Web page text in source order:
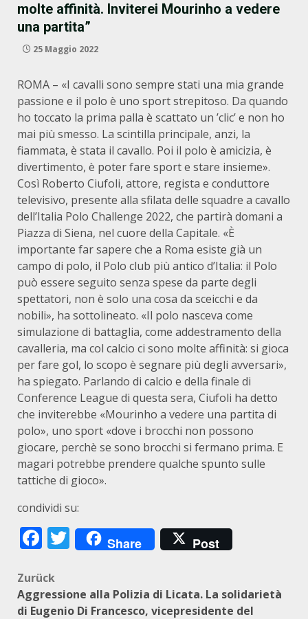
molte affinità. Inviterei Mourinho a vedere
una partita”
25 Maggio 2022
ROMA – «I cavalli sono sempre stati una mia grande
passione e il polo è uno sport strepitoso. Da quando
ho toccato la prima palla è scattato un ’clic’ e non ho
mai più smesso. La scintilla principale, anzi, la
fiammata, è stata il cavallo. Poi il polo è amicizia, è
divertimento, è poter fare sport e stare insieme».
Così Roberto Ciufoli, attore, regista e conduttore
televisivo, presente alla sfilata delle squadre a cavallo
dell’Italia Polo Challenge 2022, che partirà domani a
Piazza di Siena, nel cuore della Capitale. «È
importante far sapere che a Roma esiste già un
campo di polo, il Polo club più antico d’Italia: il Polo
può essere seguito senza spese da parte degli
spettatori, non è solo una cosa da sceicchi e da
nobili», ha sottolineato. «Il polo nasceva come
simulazione di battaglia, come addestramento della
cavalleria, ma col calcio ci sono molte affinità: si gioca
per fare gol, lo scopo è segnare più degli avversari»,
ha spiegato. Parlando di calcio e della finale di
Conference League di questa sera, Ciufoli ha detto
che inviterebbe «Mourinho a vedere una partita di
polo», uno sport «dove i brocchi non possono
giocare, perchè se sono brocchi si fermano prima. E
magari potrebbe prendere qualche spunto sulle
tattiche di gioco».
condividi su:
Facebook
Twitter
Share Post
Beitragsnavigation
Zurück
Aggressione alla Polizia di Licata. La solidarietà
di Eugenio Di Francesco, vicepresidente del